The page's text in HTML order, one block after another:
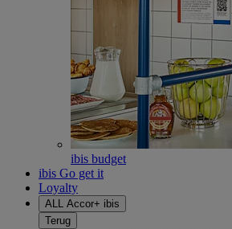
ibis budget
ibis Go get it
Loyalty
ALL Accor+ ibis
Terug